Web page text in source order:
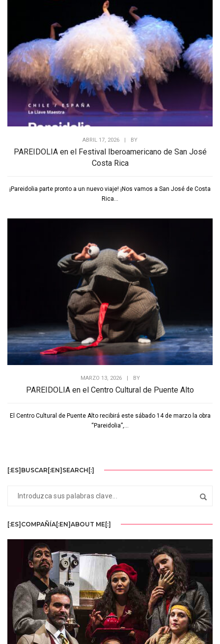
ABRIL 17, 2026 | BY
PAREIDOLIA en el Festival Iberoamericano de San José
Costa Rica
¡Pareidolia parte pronto a un nuevo viaje! ¡Nos vamos a San José de Costa
Rica...
MARZO 13, 2026 | BY
PAREIDOLIA en el Centro Cultural de Puente Alto
El Centro Cultural de Puente Alto recibirá este sábado 14 de marzo la obra
“Pareidolia”,...
[:ES]BUSCAR[:EN]SEARCH[:]
[:ES]COMPAÑÍA[:EN]ABOUT ME[:]